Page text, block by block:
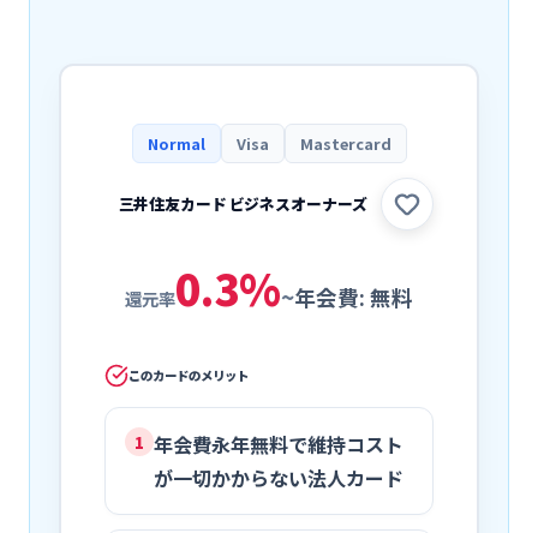
Normal Visa Mastercard
三井住友カード ビジネスオーナーズ
還元率0.3%~年会費: 無料
このカードのメリット
1 年会費永年無料で維持コスト
が一切かからない法人カード